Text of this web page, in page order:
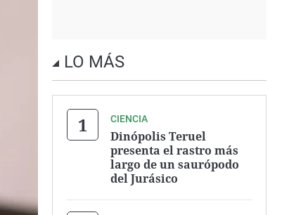
LO MÁS
CIENCIA
Dinópolis Teruel
presenta el rastro más
largo de un saurópodo
del Jurásico